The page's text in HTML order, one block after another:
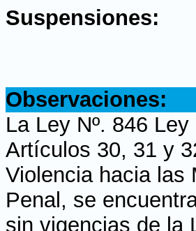
Suspensiones:
Observaciones:
La Ley Nº. 846
Artículos 30, 31 y
Violencia hacia las
Penal, se
sin vigencias de la